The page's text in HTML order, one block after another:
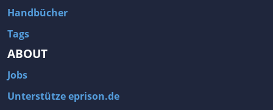
Handbücher
Tags
ABOUT
Jobs
Unterstütze eprison.de